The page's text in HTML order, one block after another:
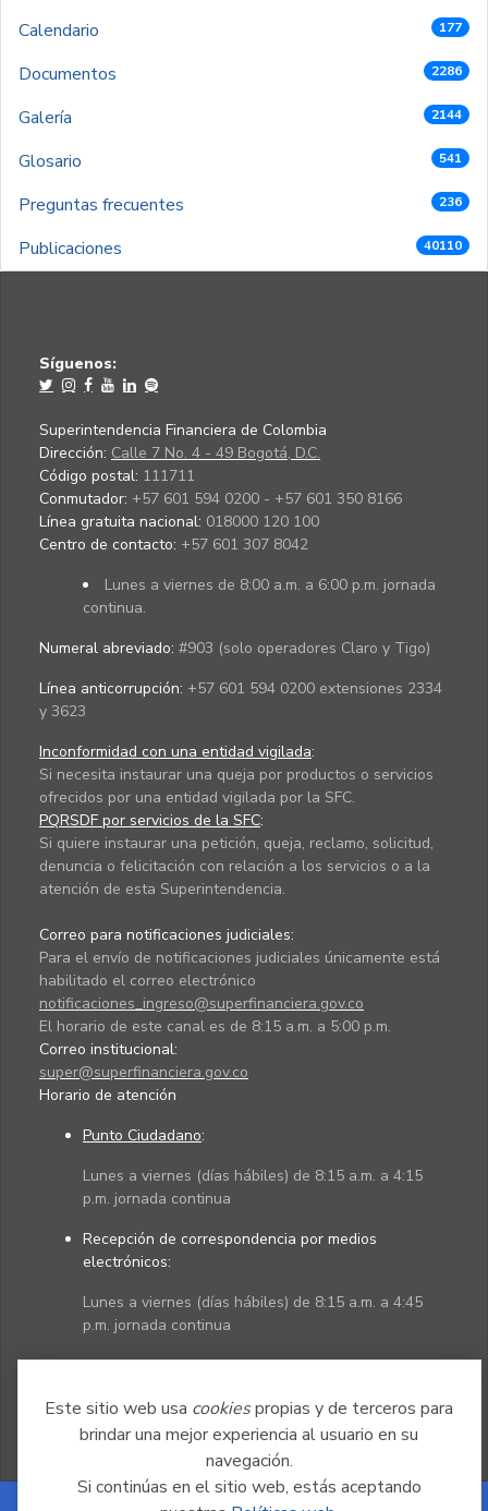
Este sitio web usa cookiespropias y de terceros para
brindar una mejor experiencia al usuario en su
navegación.
Si continúas en el sitio web, estás aceptando
Calendario
177
Documentos 2286
Galería 2144
Glosario 541
Preguntas frecuentes 236
Publicaciones 40110
Síguenos:
Superintendencia Financiera de Colombia
Dirección: Calle 7 No. 4 - 49 Bogotá, D.C.
Código postal: 111711
Conmutador: +57 601 594 0200 - +57 601 350 8166
Línea gratuita nacional: 018000 120 100
Centro de contacto: +57 601 307 8042
Lunes a viernes de 8:00 a.m. a 6:00 p.m. jornada
continua.
Numeral abreviado: #903 (solo operadores Claro y Tigo)
Línea anticorrupción: +57 601 594 0200 extensiones 2334
y 3623
Inconformidad con una entidad vigilada:
Si necesita instaurar una queja por productos o servicios
ofrecidos por una entidad vigilada por la SFC.
PQRSDF por servicios de la SFC:
Si quiere instaurar una petición, queja, reclamo, solicitud,
denuncia o felicitación con relación a los servicios o a la
atención de esta Superintendencia.
Correo para notificaciones judiciales:
Para el envío de notificaciones judiciales únicamente está
habilitado el correo electrónico
notificaciones_ingreso@superfinanciera.gov.co
El horario de este canal es de 8:15 a.m. a 5:00 p.m.
Correo institucional:
super@superfinanciera.gov.co
Horario de atención
Punto Ciudadano:
Lunes a viernes (días hábiles) de 8:15 a.m. a 4:15
p.m. jornada continua
Recepción de correspondencia por medios
electrónicos:
Lunes a viernes (días hábiles) de 8:15 a.m. a 4:45
p.m. jornada continua